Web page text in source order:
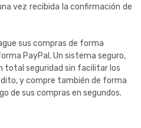
vez recibida la confirmación de
sus compras de forma
PayPal. Un sistema seguro,
total seguridad sin facilitar los
y compre también de forma
de sus compras en segundos.